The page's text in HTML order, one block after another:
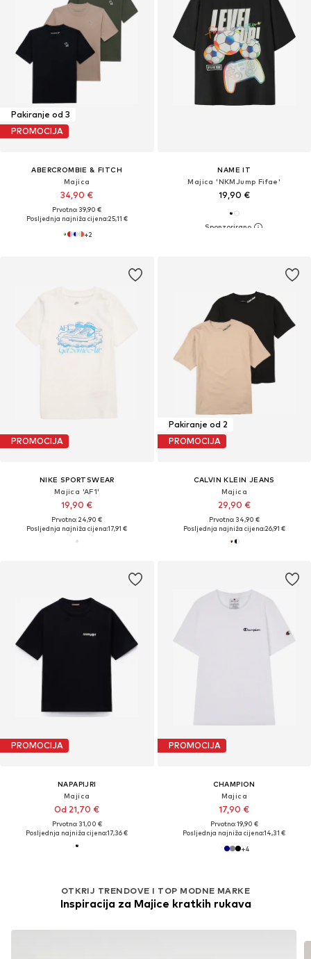
Pakiranje od 3
PROMOCIJA
ABERCROMBIE & FITCH
Majica
34,90 €
Prvotno: 39,90 €
Posljednja najniža cijena:25,11 €
+2
NAME IT
Majica 'NKMJump Fifae'
19,90 €
PROMOCIJA
NIKE SPORTSWEAR
Majica 'AF1'
19,90 €
Prvotno: 24,90 €
Posljednja najniža cijena:17,91 €
Pakiranje od 2
PROMOCIJA
CALVIN KLEIN JEANS
Majica
29,90 €
Prvotno: 34,90 €
Posljednja najniža cijena:26,91 €
PROMOCIJA
NAPAPIJRI
Majica
Od 21,70 €
Prvotno: 31,00 €
Posljednja najniža cijena:17,36 €
OTKRIJ TRENDOVE I TOP MODNE MARKE
Inspiracija za Majice kratkih rukava
PROMOCIJA
CHAMPION
Majica
17,90 €
Prvotno: 19,90 €
Posljednja najniža cijena:14,31 €
+4